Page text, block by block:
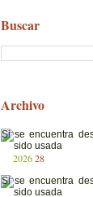
Buscar
Archivo
202628